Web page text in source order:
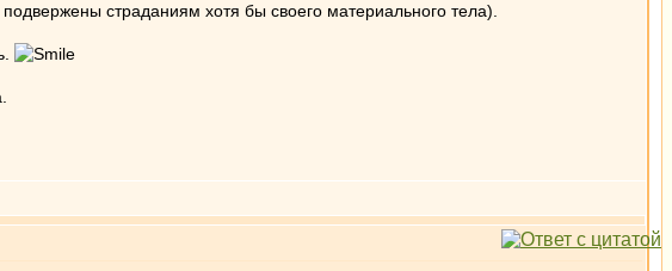
страданиям хотя бы своего материального тела).